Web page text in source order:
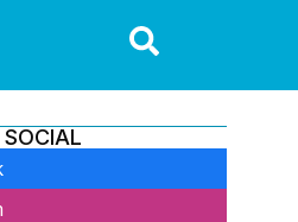
SOCIAL